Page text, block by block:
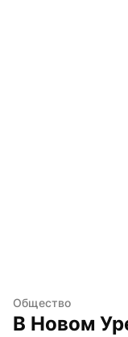
Общество
В Новом